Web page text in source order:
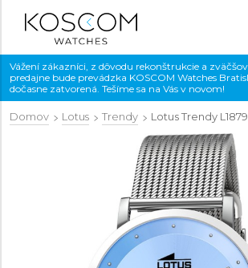
Vážení zákazníci, z dôvodu rekonštrukcie a
predajne bude prevádzka KOSCOM Watches
dočasne zatvorená. Tešíme sa na Vás v novom!
Domov Lotus Trendy Lotus Trendy